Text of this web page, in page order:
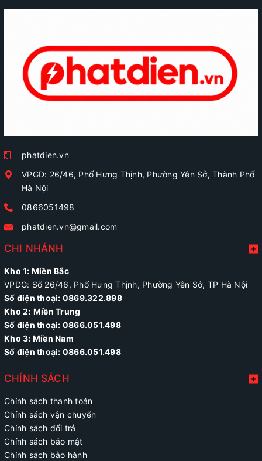
phatdien.vn
VPGD: 26/46, Phố Hưng Thịnh, Phường Yên Sở, Thành Phố
Hà Nội
0866051498
phatdien.vn@gmail.com
CHI NHÁNH
Kho 1: Miền Bắc
VPDG: Số 26/46, Phố Hưng Thịnh, Phường Yên Sở, TP Hà Nội
Số điện thoại: 0869.322.898
Kho 2: Miền Trung
Số điện thoại: 0866.051.498
Kho 3: Miền Nam
Số điện thoại: 0866.051.498
CHÍNH SÁCH
Chính sách thanh toán
Chính sách vận chuyển
Chính sách đổi trả
Chính sách bảo mật
Chính sách bảo hành